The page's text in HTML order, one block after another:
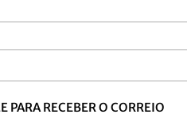
PARA RECEBER O CORREIO